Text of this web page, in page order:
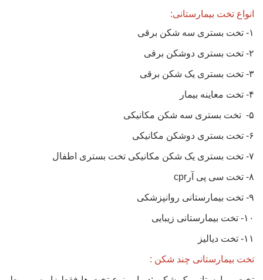
انواع تخت بیمارستانی:
۱- تخت بستری سه شکن برقی
۲- تخت بستری دوشکن برقی
۳- تخت بستری یک شکن برقی
۴- تخت معاینه بیمار
۵- تخت بستری سه شکن مکانیکی
۶- تخت بستری دوشکن مکانیکی
۷- تخت بستری یک شکن مکانیکی تخت بستری اطفال
۸- تخت سی پی آرcpr
۹- تخت بیمارستانی روانپزشکی
۱۰- تخت بیمارستانی زیبایی
۱۱- تخت دیالیز
تخت بیمارستانی چند شکن :